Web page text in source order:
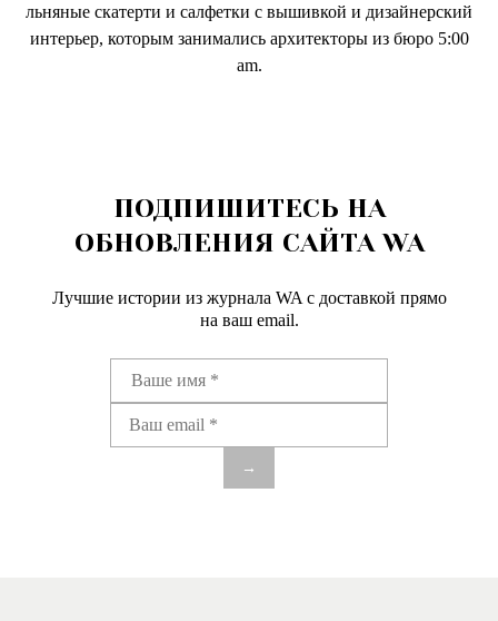
льняные скатерти и салфетки с вышивкой и дизайнерский
интерьер, которым занимались архитекторы из бюро 5:00
am.
ПОДПИШИТЕСЬ НА
ОБНОВЛЕНИЯ САЙТА WA
Лучшие истории из журнала WA c доставкой прямо
на ваш email.
→